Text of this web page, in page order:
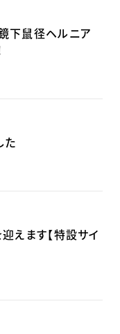
下鼠径ヘルニア
た
えます【特設サイ